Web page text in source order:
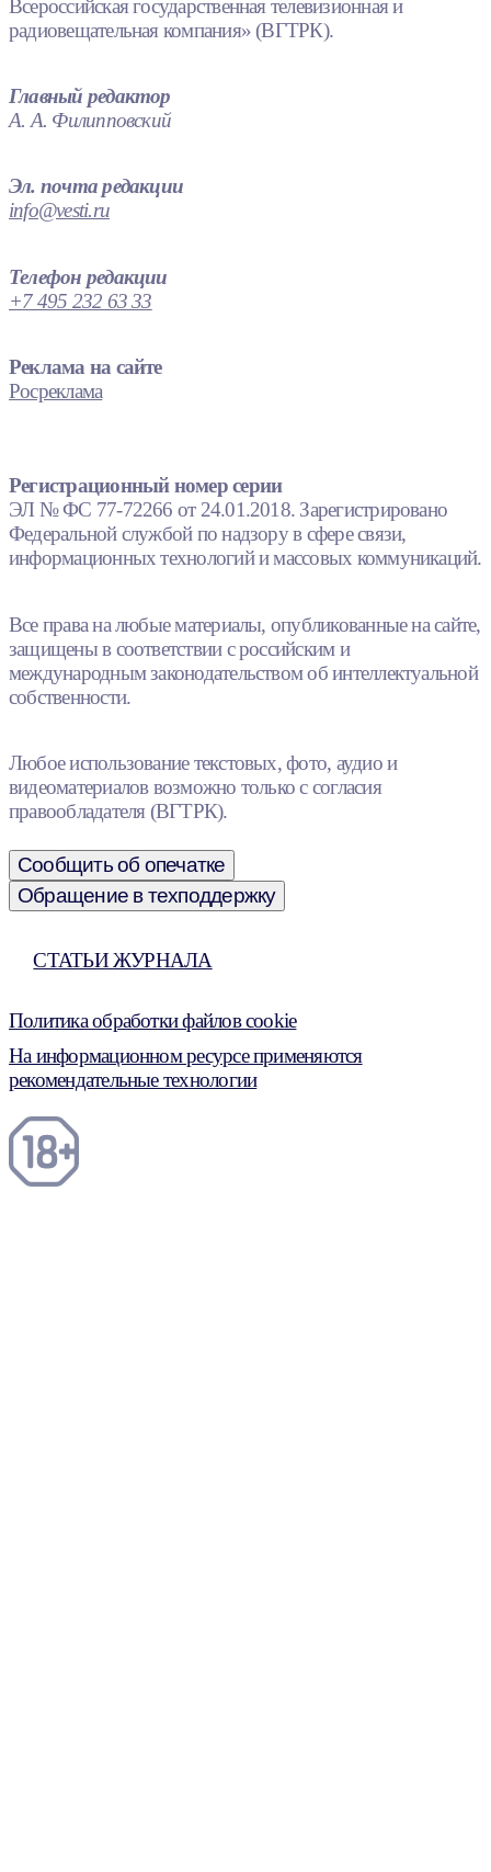
Всероссийская государственная телевизионная и
радиовещательная компания» (ВГТРК).
Главный редактор
А. А. Филипповский
Эл. почта редакции
info@vesti.ru
Телефон редакции
+7 495 232 63 33
Реклама на сайте
Росреклама
Регистрационный номер серии
ЭЛ № ФС 77-72266 от 24.01.2018. Зарегистрировано
Федеральной службой по надзору в сфере связи,
информационных технологий и массовых коммуникаций.
Все права на любые материалы, опубликованные на сайте,
защищены в соответствии с российским и
международным законодательством об интеллектуальной
собственности.
Любое использование текстовых, фото, аудио и
видеоматериалов возможно только с согласия
правообладателя (ВГТРК).
Сообщить об опечатке
Обращение в техподдержку
СТАТЬИ ЖУРНАЛА
Политика обработки файлов cookie
На информационном ресурсе применяются
рекомендательные технологии